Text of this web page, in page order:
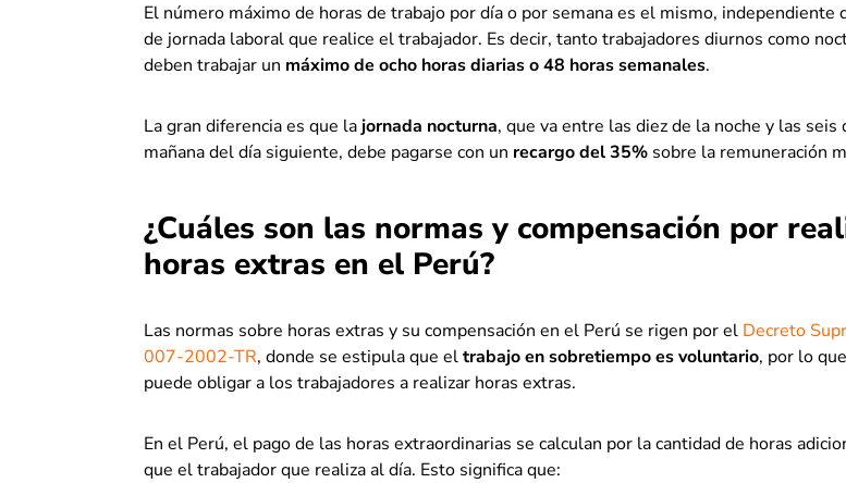
El número máximo de horas de trabajo por día o por semana es el mismo, independiente
de jornada laboral que realice el trabajador. Es decir, tanto trabajadores diurnos como
deben trabajar un máximo de ocho horas diarias o 48 horas semanales.
La gran diferencia es que la jornada nocturna, que va entre las diez de la noche y las seis
mañana del día siguiente, debe pagarse con un recargo del 35% sobre la remuneración
¿Cuáles son las normas y compensación por
horas extras en el Perú?
Las normas sobre horas extras y su compensación en el Perú se rigen por el Decreto
007-2002-TR, donde se estipula que eltrabajo en sobretiempo es voluntario, por lo
puede obligar a los trabajadores a realizar horas extras.
En el Perú, el pago de las horas extraordinarias se calculan por la cantidad de horas
que el trabajador que realiza al día. Esto significa que: